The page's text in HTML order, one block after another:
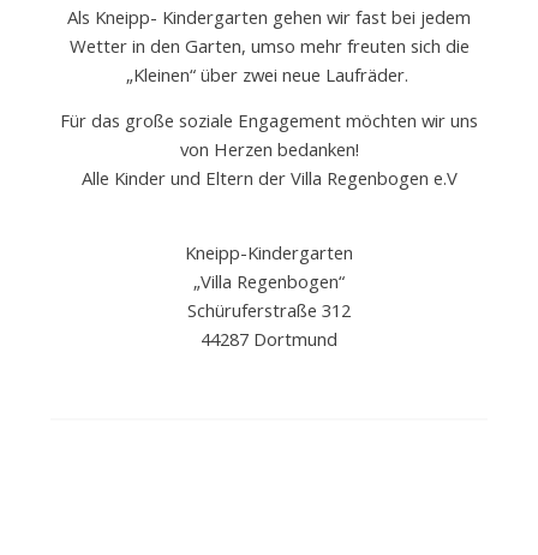
Als Kneipp- Kindergarten gehen wir fast bei jedem
Wetter in den Garten, umso mehr freuten sich die
„Kleinen“ über zwei neue Laufräder.
Für das große soziale Engagement möchten wir uns
von Herzen bedanken!
Alle Kinder und Eltern der Villa Regenbogen e.V
Kneipp-Kindergarten
„Villa Regenbogen“
Schüruferstraße 312
44287 Dortmund